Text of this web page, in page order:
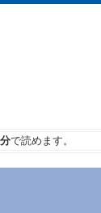
で読めます。